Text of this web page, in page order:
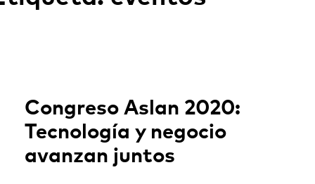
Congreso Aslan 2020:
Tecnología y negocio
avanzan juntos